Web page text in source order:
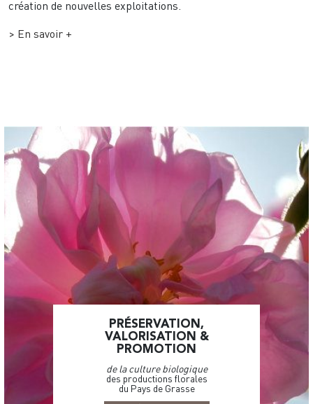
création de nouvelles exploitations.
> En savoir +
PRÉSERVATION,
VALORISATION &
PROMOTION
de la culture biologique
des productions florales
du Pays de Grasse